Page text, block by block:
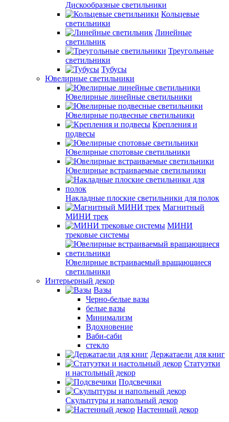
Дискообразные светильники
Кольцевые
светильники
Линейные
светильник
Треугольные
светильники
Тубусы
Ювелирные светильники
Ювелирные линейные светильники
Ювелирные подвесные светильники
Крепления и
подвесы
Ювелирные спотовые светильники
Ювелирные встраиваемые светильники
Накладные плоские светильники для полок
Магнитный
МИНИ трек
МИНИ
трековые системы
Ювелирные встраиваемый вращающиеся
светильники
Интерьерный декор
Вазы
Черно-белые вазы
белые вазы
Минимализм
Вдохновение
Ваби-саби
стекло
Держатаели для книг
Статуэтки
и настольный декор
Подсвечики
Скульптуры и напольный декор
Настенный декор